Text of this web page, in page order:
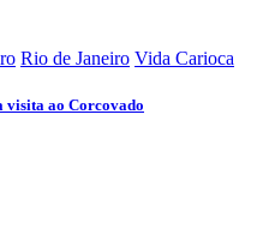
Rio de Janeiro Vida Carioca
visita ao Corcovado